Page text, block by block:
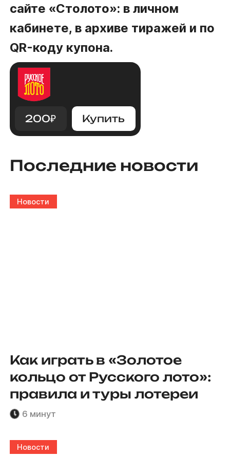
сайте «Столото»: в личном
кабинете, в архиве тиражей и по
QR-коду купона.
200₽ Купить
Последние новости
Новости
Как играть в «Золотое
кольцо от Русского лото»:
правила и туры лотереи
6 минут
Новости